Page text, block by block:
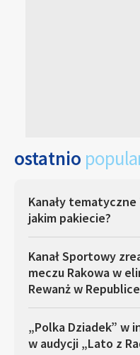
ostatnio
Kanały tematyczne
jakim pakiecie?
Kanał Sportowy
meczu Rakowa w
Rewanż w Republice
„Polka Dziadek” w
w audycji „Lato z